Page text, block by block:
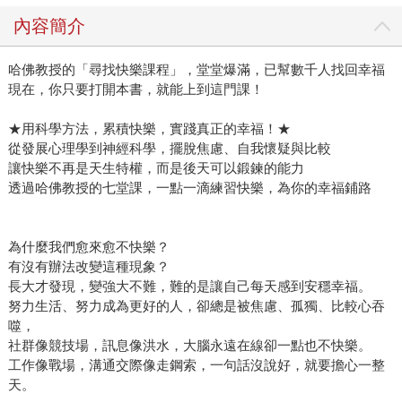
內容簡介
哈佛教授的「尋找快樂課程」，堂堂爆滿，已幫數千人找回幸福
現在，你只要打開本書，就能上到這門課！
★用科學方法，累積快樂，實踐真正的幸福！★
從發展心理學到神經科學，擺脫焦慮、自我懷疑與比較
讓快樂不再是天生特權，而是後天可以鍛鍊的能力
透過哈佛教授的七堂課，一點一滴練習快樂，為你的幸福鋪路
為什麼我們愈來愈不快樂？
有沒有辦法改變這種現象？
長大才發現，變強大不難，難的是讓自己每天感到安穩幸福。
努力生活、努力成為更好的人，卻總是被焦慮、孤獨、比較心吞
噬，
社群像競技場，訊息像洪水，大腦永遠在線卻一點也不快樂。
工作像戰場，溝通交際像走鋼索，一句話沒說好，就要擔心一整
天。